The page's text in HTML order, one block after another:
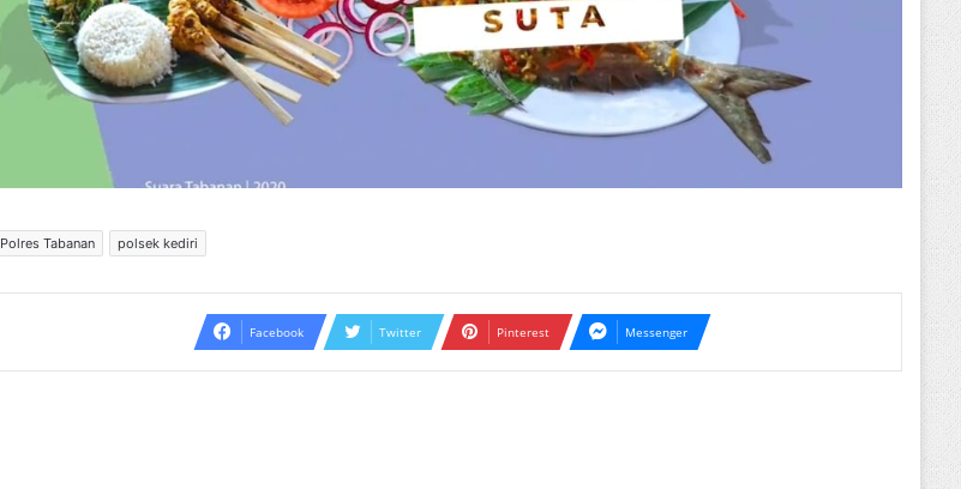
Polres Tabanan polsek kediri
Facebook Twitter Pinterest Messenger